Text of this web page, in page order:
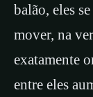
balão, eles
mover, na
exatamente
entre eles